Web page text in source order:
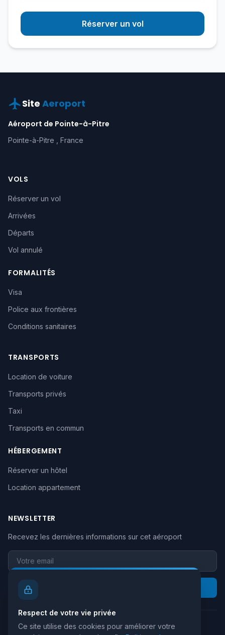
Réserver un vol
Site Aeroport
Aéroport de Pointe-à-Pitre
Pointe-à-Pitre , France
VOLS
Réserver un vol
Arrivées
Départs
Vol annulé
FORMALITÉS
Visa
Police aux frontières
Conditions sanitaires
TRANSPORTS
Location de voiture
Transports privés
Taxi
Transports en commun
HÉBERGEMENT
Réserver un hôtel
Location appartement
NEWSLETTER
Recevez les dernières informations sur cet aéroport
Votre email
Retour au site principal
Respect de votre vie privée
Ce site utilise des cookies pour améliorer votre